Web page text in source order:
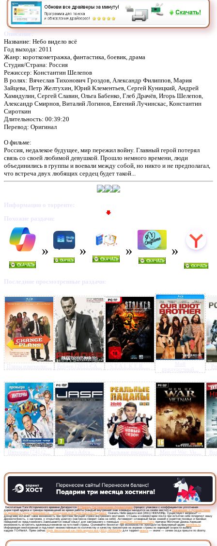
Предлагаем скачать
Небо видело всё (2011)
»
Описание:
Название: Небо видело всё
Год выхода: 2011
Жанр: короткометражка, фантастика, боевик, драма
Студия/Страна: Россия
Режиссер: Константин Шелепов
В ролях: Вячеслав Тихонович Гроздов, Александр Филиппов, Мария
Зайцева, Петр Желтухин, Юрий Клементьев, Сергей Куницкий, Андрей
Хамидулин, Сергей Славин, Ольга Бабенко, Глеб Драчёв, Игорь Шелепов,
Александр Смирнов, Виталий Логинов, Евгений Лучинскас, Константин
Сироткин
Длительность: 00:39:20
Перевод: Оригинал
О фильме:
Россия, недалекое будущее, мир пережил войну. Главный герой потерял
связь со своей любимой девушкой. Прошло немного времени, люди
объединились в группы и воевали между собой, но никто и не предполагал,
что встреча двух любящих сердец будет такой...
Информация о торренте:
Похожие раздачи:
Последние просмотренные раздачи:
Планы изменилис... Рейдер [2011/CA... S.T.A.L.K.E.R. ...
Мой
придурочный...
Интерны [74] (2... Jane's Adva... Реальные пацаны... Men of War: Vie...